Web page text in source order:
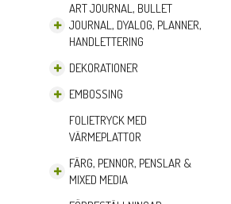
ART JOURNAL, BULLET
JOURNAL, DYALOG, PLANNER,
HANDLETTERING
DEKORATIONER
EMBOSSING
FOLIETRYCK MED
VÄRMEPLATTOR
FÄRG, PENNOR, PENSLAR &
MIXED MEDIA